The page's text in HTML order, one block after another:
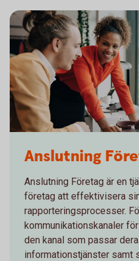
Anslutning
Anslutning Företag är en
företag att effektivisera
rapporteringsprocesser.
kommunikationskanaler
den kanal som passar
informationstjänster samt